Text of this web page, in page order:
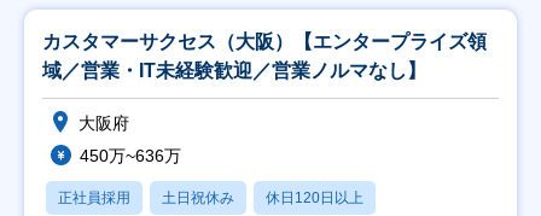
カスタマーサクセス（大阪）【エンタープライズ領
域／営業・IT未経験歓迎／営業ノルマなし】
大阪府
450万~636万
正社員採用 土日祝休み 休日120日以上